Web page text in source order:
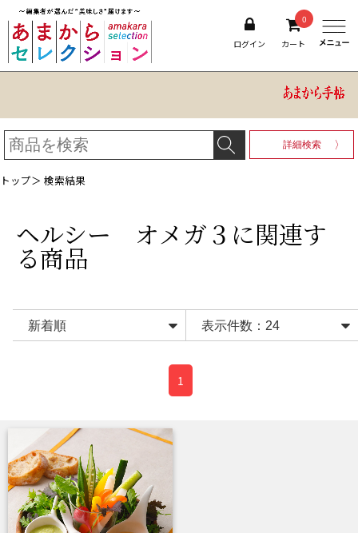
ログイン
0
カート
詳細検索
トップ＞ 検索結果
ヘルシー オメガ３ に関連す
る商品
1